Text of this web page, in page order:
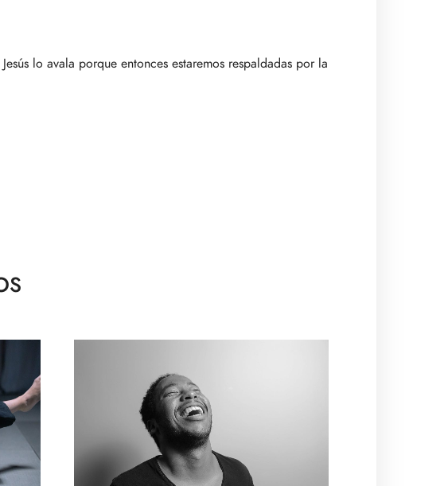
lo avala porque entonces estaremos respaldadas por la